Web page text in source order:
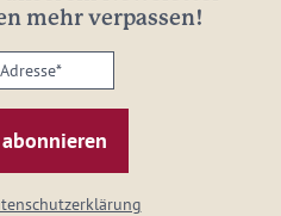
mehr verpassen!